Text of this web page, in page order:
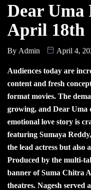
Dear Uma
April 18th
By Admin April 4,
Audiences today are
content and fresh
format movies. The
growing, and Dear Uma
emotional love story is
featuring Sumaya
the lead actress but also
Produced by the multi-
banner of Suma Chitra
theatres. Nagesh served